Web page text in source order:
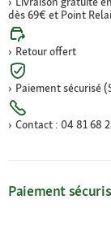
dès 69€ et Point
Retour offert
Paiement sécurisé
Contact : 04 81 68
Paiement